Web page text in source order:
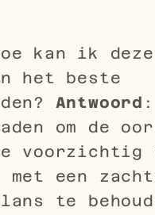
kan ik deze
het beste
Antwoord
om de
voorzichtig
een
te